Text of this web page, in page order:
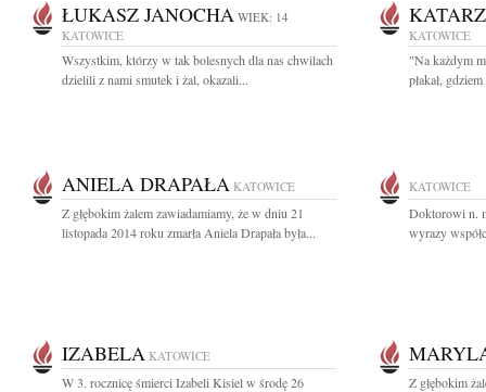
ŁUKASZ JANOCHA WIEK: 14
KATOWICE
Wszystkim, którzy w tak bolesnych dla nas chwilach
dzielili z nami smutek i żal, okazali...
KATOWICE
"Na każdym
płakał,
ANIELA DRAPAŁA KATOWICE
Z głębokim żalem zawiadamiamy, że w dniu 21
listopada 2014 roku zmarła Aniela Drapała była...
KATOWICE
Doktorowi n.
wyrazy
IZABELA KATOWICE
W 3. rocznicę śmierci Izabeli Kisiel w środę 26
Z głębokim